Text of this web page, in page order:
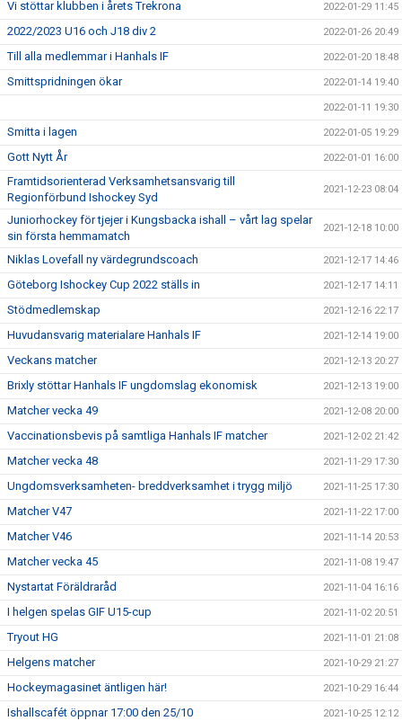
Vi stöttar klubben i årets Trekrona 2022-01-29 11:45
2022/2023 U16 och J18 div 2 2022-01-26 20:49
Till alla medlemmar i Hanhals IF 2022-01-20 18:48
Smittspridningen ökar 2022-01-14 19:40
2022-01-11 19:30
Smitta i lagen 2022-01-05 19:29
Gott Nytt År 2022-01-01 16:00
Framtidsorienterad Verksamhetsansvarig till
Regionförbund Ishockey Syd
2021-12-23 08:04
Juniorhockey för tjejer i Kungsbacka ishall – vårt lag spelar
sin första hemmamatch
2021-12-18 10:00
Niklas Lovefall ny värdegrundscoach 2021-12-17 14:46
Göteborg Ishockey Cup 2022 ställs in 2021-12-17 14:11
Stödmedlemskap 2021-12-16 22:17
Huvudansvarig materialare Hanhals IF 2021-12-14 19:00
Veckans matcher 2021-12-13 20:27
Brixly stöttar Hanhals IF ungdomslag ekonomisk 2021-12-13 19:00
Matcher vecka 49 2021-12-08 20:00
Vaccinationsbevis på samtliga Hanhals IF matcher 2021-12-02 21:42
Matcher vecka 48 2021-11-29 17:30
Ungdomsverksamheten- breddverksamhet i trygg miljö 2021-11-25 17:30
Matcher V47 2021-11-22 17:00
Matcher V46 2021-11-14 20:53
Matcher vecka 45 2021-11-08 19:47
Nystartat Föräldraråd 2021-11-04 16:16
I helgen spelas GIF U15-cup 2021-11-02 20:51
Tryout HG 2021-11-01 21:08
Helgens matcher 2021-10-29 21:27
Hockeymagasinet äntligen här! 2021-10-29 16:44
Ishallscafét öppnar 17:00 den 25/10 2021-10-25 12:12